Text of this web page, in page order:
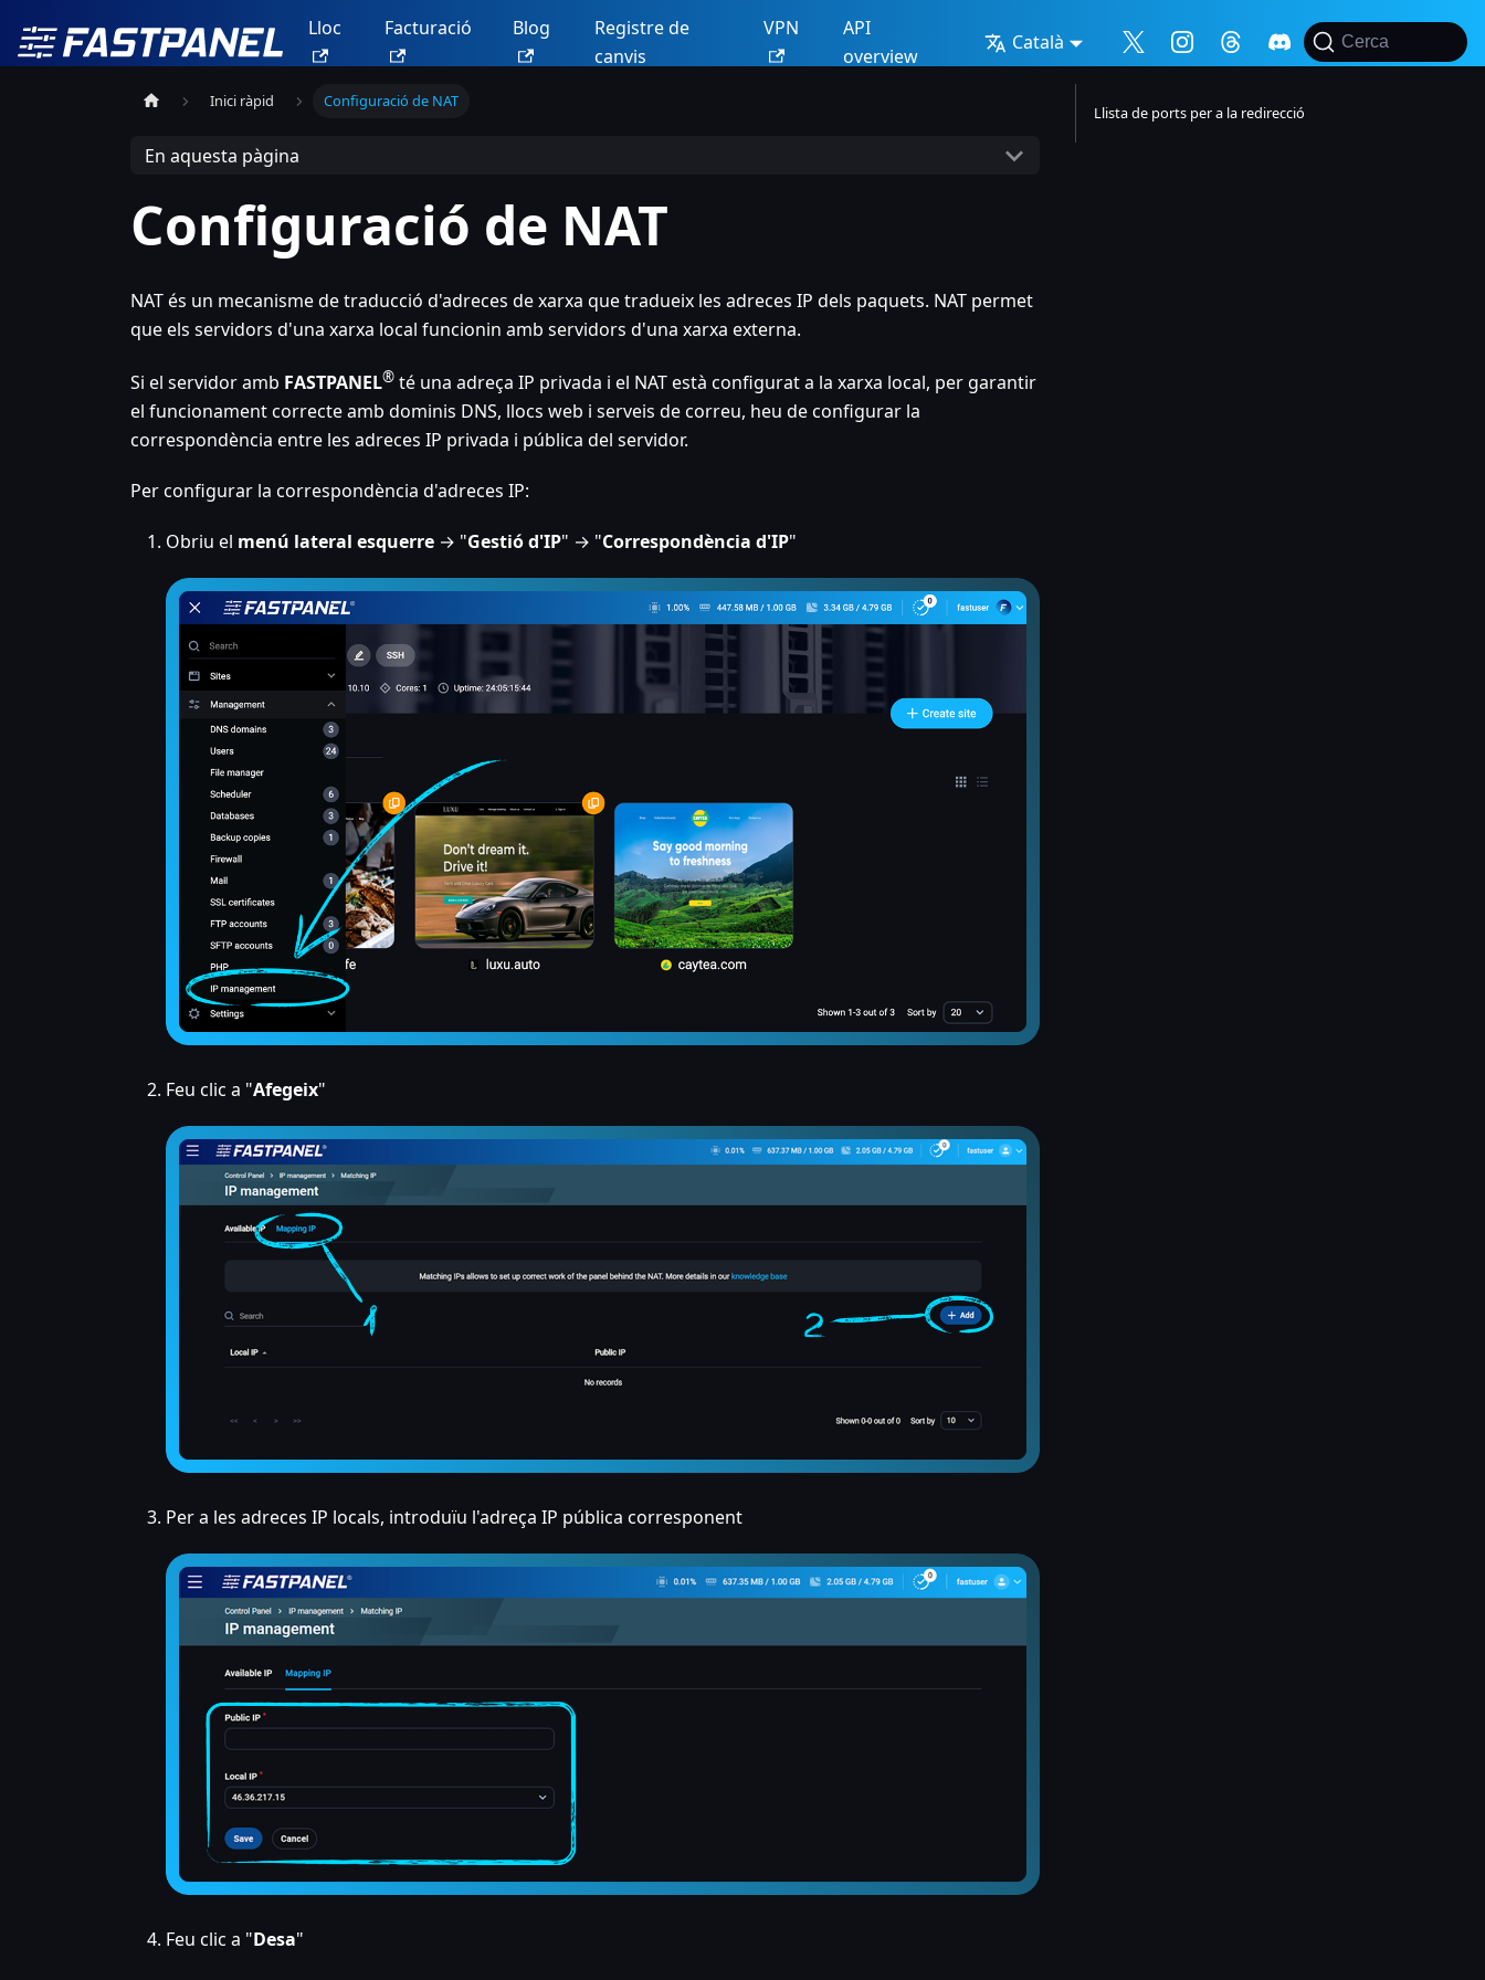
Lloc Facturació Blog
Registre de
canvis
VPN
API
overview
Català Cerca
Inici ràpid Configuració de NAT
En aquesta pàgina
Configuració de NAT
NAT és un mecanisme de traducció d'adreces de xarxa que tradueix les adreces IP dels paquets. NAT permet
que els servidors d'una xarxa local funcionin amb servidors d'una xarxa externa.
Si el servidor amb FASTPANEL® té una adreça IP privada i el NAT està configurat a la xarxa local, per garantir
el funcionament correcte amb dominis DNS, llocs web i serveis de correu, heu de configurar la
correspondència entre les adreces IP privada i pública del servidor.
Per configurar la correspondència d'adreces IP:
Obriu el menú lateral esquerre → "Gestió d'IP" → "Correspondència d'IP"
Feu clic a "Afegeix"
Per a les adreces IP locals, introduïu l'adreça IP pública corresponent
Feu clic a "Desa"
Llista de ports per a la redirecció